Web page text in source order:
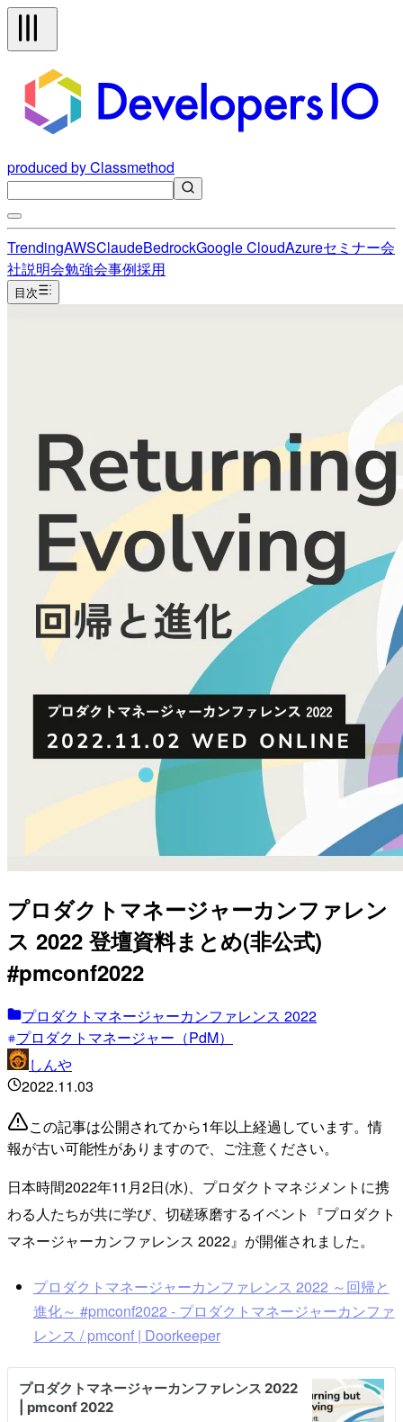
produced by Classmethod
TrendingAWSClaudeBedrockGoogle CloudAzureセミナー会
社説明会勉強会事例採用
目次
プロダクトマネージャーカンファレン
ス 2022 登壇資料まとめ(非公式)
#pmconf2022
プロダクトマネージャーカンファレンス 2022
プロダクトマネージャー（PdM）
しんや
2022.11.03
この記事は公開されてから1年以上経過しています。情
報が古い可能性がありますので、ご注意ください。
日本時間2022年11月2日(水)、プロダクトマネジメントに携
わる人たちが共に学び、切磋琢磨するイベント『プロダクト
マネージャーカンファレンス 2022』が開催されました。
プロダクトマネージャーカンファレンス 2022 ～回帰と
進化～ #pmconf2022 - プロダクトマネージャーカンファ
レンス / pmconf | Doorkeeper